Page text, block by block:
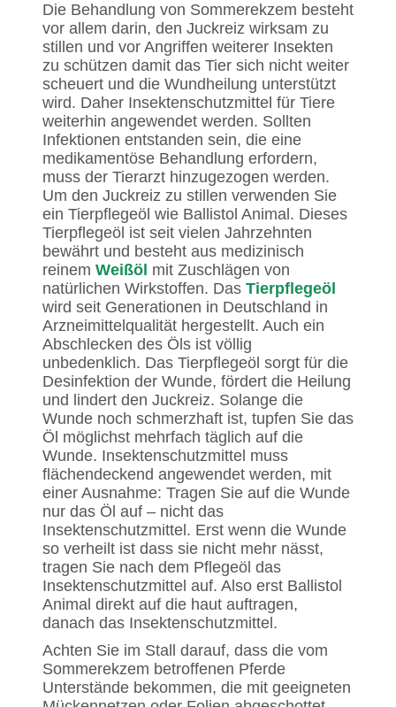
Die Behandlung von Sommerekzem besteht
vor allem darin, den Juckreiz wirksam zu
stillen und vor Angriffen weiterer Insekten
zu schützen damit das Tier sich nicht weiter
scheuert und die Wundheilung unterstützt
wird. Daher Insektenschutzmittel für Tiere
weiterhin angewendet werden. Sollten
Infektionen entstanden sein, die eine
medikamentöse Behandlung erfordern,
muss der Tierarzt hinzugezogen werden.
Um den Juckreiz zu stillen verwenden Sie
ein Tierpflegeöl wie Ballistol Animal. Dieses
Tierpflegeöl ist seit vielen Jahrzehnten
bewährt und besteht aus medizinisch
reinem Weißöl mit Zuschlägen von
natürlichen Wirkstoffen. Das Tierpflegeöl
wird seit Generationen in Deutschland in
Arzneimittelqualität hergestellt. Auch ein
Abschlecken des Öls ist völlig
unbedenklich. Das Tierpflegeöl sorgt für die
Desinfektion der Wunde, fördert die Heilung
und lindert den Juckreiz. Solange die
Wunde noch schmerzhaft ist, tupfen Sie das
Öl möglichst mehrfach täglich auf die
Wunde. Insektenschutzmittel muss
flächendeckend angewendet werden, mit
einer Ausnahme: Tragen Sie auf die Wunde
nur das Öl auf – nicht das
Insektenschutzmittel. Erst wenn die Wunde
so verheilt ist dass sie nicht mehr nässt,
tragen Sie nach dem Pflegeöl das
Insektenschutzmittel auf. Also erst Ballistol
Animal direkt auf die haut auftragen,
danach das Insektenschutzmittel.
Achten Sie im Stall darauf, dass die vom
Sommerekzem betroffenen Pferde
Unterstände bekommen, die mit geeigneten